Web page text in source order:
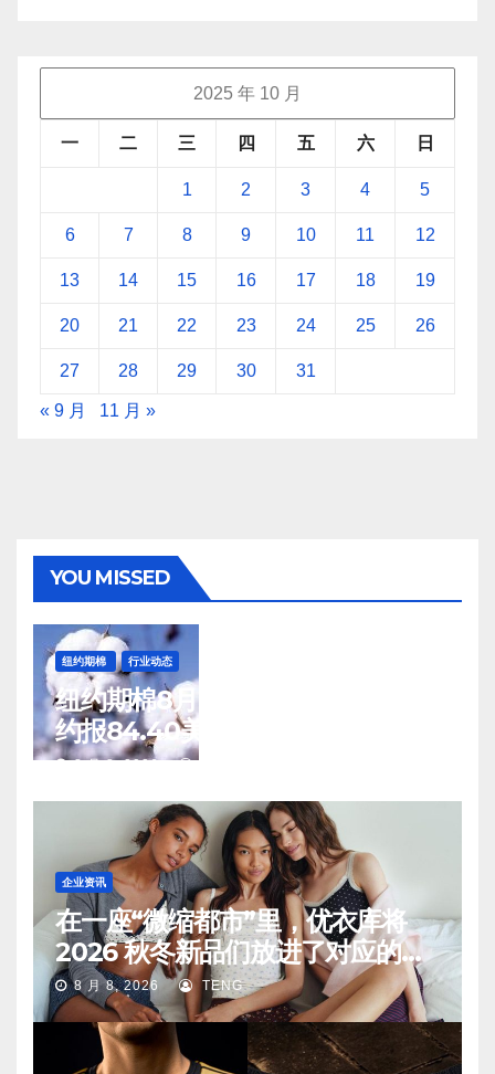
2025 年 10 月
一 二 三 四 五 六 日
1 2 3 4 5
6 7 8 9 10 11 12
13 14 15 16 17 18 19
20 21 22 23 24 25 26
27 28 29 30 31
« 9 月 11 月 »
YOU MISSED
纽约期棉 行业动态
纽约期棉8月7日(周五)收涨12月合
约报84.40美分/磅
8 月 8, 2026 TENG
企业资讯
在一座“微缩都市”里，优衣库将
2026 秋冬新品们放进了对应的生
活场景中
8 月 8, 2026 TENG